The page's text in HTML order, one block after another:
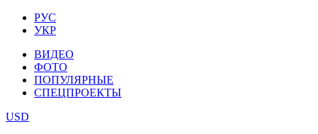
РУС
УКР
ВИДЕО
ФОТО
ПОПУЛЯРНЫЕ
СПЕЦПРОЕКТЫ
USD